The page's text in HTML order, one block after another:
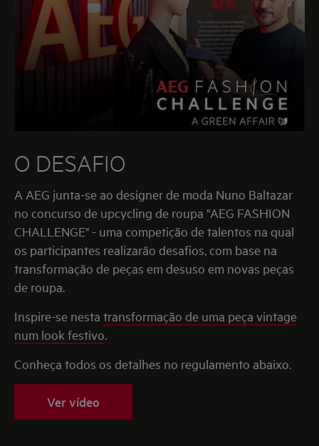
O DESAFIO
A AEG junta-se ao designer de moda Nuno Baltazar
no concurso de upcycling de roupa "AEG FASHION
CHALLENGE" - uma competição de talentos na qual
os participantes realizarão desafios, com base na
transformação de peças em desuso em novas peças
de roupa.
Inspire-se nesta transformação de uma peça vintage
num look festivo.
Conheça todos os detalhes no regulamento abaixo.
Ver vídeo